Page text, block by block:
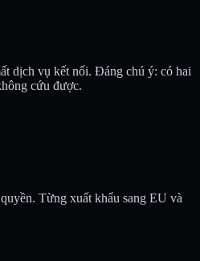
dịch vụ kết nối. Đáng chú ý: có hai
cứu được.
Từng xuất khẩu sang EU và